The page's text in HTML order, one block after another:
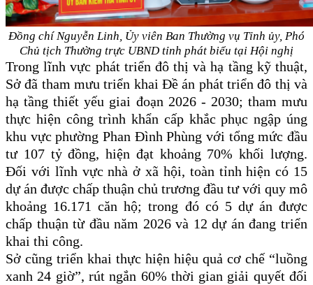
Đồng chí Nguyễn Linh, Ủy viên Ban Thường vụ Tỉnh ủy, Phó
Chủ tịch Thường trực UBND tỉnh phát biểu tại Hội nghị
Trong lĩnh vực phát triển đô thị và hạ tầng kỹ thuật,
Sở đã tham mưu triển khai Đề án phát triển đô thị và
hạ tầng thiết yếu giai đoạn 2026 - 2030; tham mưu
thực hiện công trình khẩn cấp khắc phục ngập úng
khu vực phường Phan Đình Phùng với tổng mức đầu
tư 107 tỷ đồng, hiện đạt khoảng 70% khối lượng.
Đối với lĩnh vực nhà ở xã hội, toàn tỉnh hiện có 15
dự án được chấp thuận chủ trương đầu tư với quy mô
khoảng 16.171 căn hộ; trong đó có 5 dự án được
chấp thuận từ đầu năm 2026 và 12 dự án đang triển
khai thi công.
Sở cũng triển khai thực hiện hiệu quả cơ chế “luồng
xanh 24 giờ”, rút ngắn 60% thời gian giải quyết đối